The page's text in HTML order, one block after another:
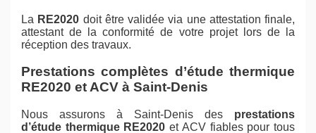
La RE2020 doit être validée via une attestation finale,
attestant de la conformité de votre projet lors de la
réception des travaux.
Prestations complètes d’étude thermique
RE2020 et ACV à Saint-Denis
Nous assurons à Saint-Denis des prestations
d’étude thermique RE2020 et ACV fiables pour tous